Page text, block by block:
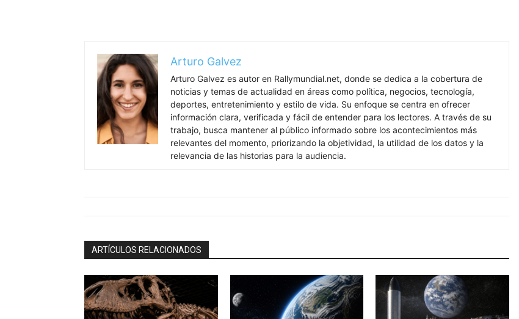
Arturo Galvez
Arturo Galvez es autor en Rallymundial.net, donde se dedica a la cobertura de
noticias y temas de actualidad en áreas como política, negocios, tecnología,
deportes, entretenimiento y estilo de vida. Su enfoque se centra en ofrecer
información clara, verificada y fácil de entender para los lectores. A través de su
trabajo, busca mantener al público informado sobre los acontecimientos más
relevantes del momento, priorizando la objetividad, la utilidad de los datos y la
relevancia de las historias para la audiencia.
ARTÍCULOS RELACIONADOS